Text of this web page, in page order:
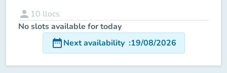
person 10 llocs
No slots available for today
date_rangeNext availability :19/08/2026